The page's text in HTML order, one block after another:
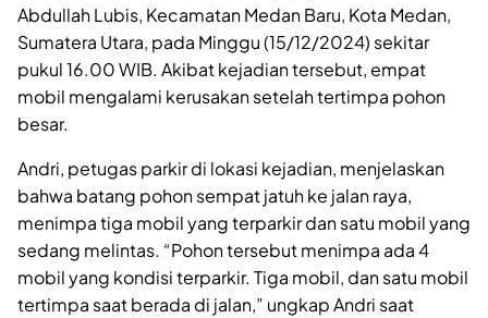
Abdullah Lubis, Kecamatan Medan Baru, Kota Medan,
Sumatera Utara, pada Minggu (15/12/2024) sekitar
pukul 16.00 WIB. Akibat kejadian tersebut, empat
mobil mengalami kerusakan setelah tertimpa pohon
besar.
Andri, petugas parkir di lokasi kejadian, menjelaskan
bahwa batang pohon sempat jatuh ke jalan raya,
menimpa tiga mobil yang terparkir dan satu mobil yang
sedang melintas. “Pohon tersebut menimpa ada 4
mobil yang kondisi terparkir. Tiga mobil, dan satu mobil
tertimpa saat berada di jalan,” ungkap Andri saat